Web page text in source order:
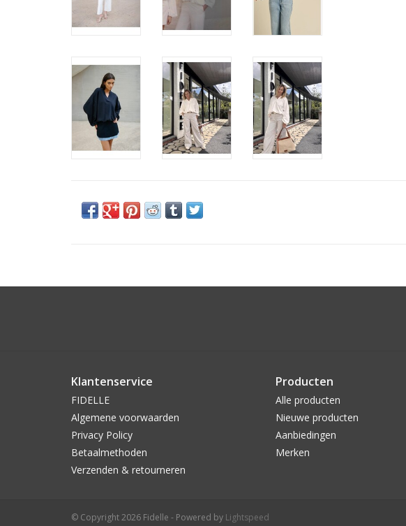
Klantenservice
FIDELLE
Algemene voorwaarden
Privacy Policy
Betaalmethoden
Verzenden & retourneren
Producten
Alle producten
Nieuwe producten
Aanbiedingen
Merken
© Copyright 2026 Fidelle - Powered by Lightspeed